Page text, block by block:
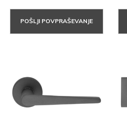
POŠLJI POVPRAŠEVANJE